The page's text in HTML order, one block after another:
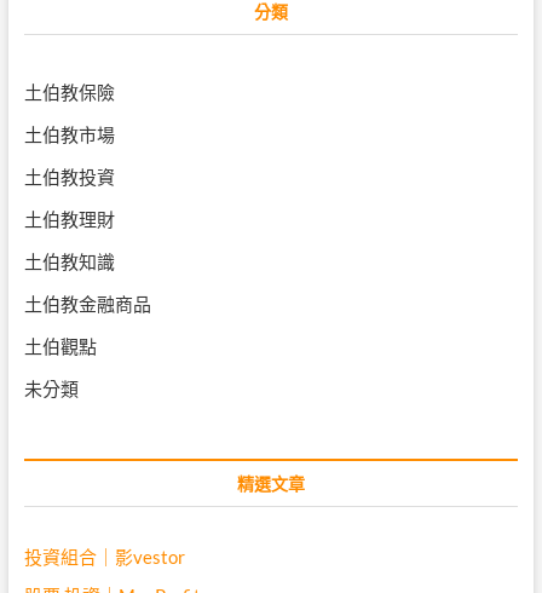
分類
土伯教保險
土伯教市場
土伯教投資
土伯教理財
土伯教知識
土伯教金融商品
土伯觀點
未分類
精選文章
投資組合｜影vestor